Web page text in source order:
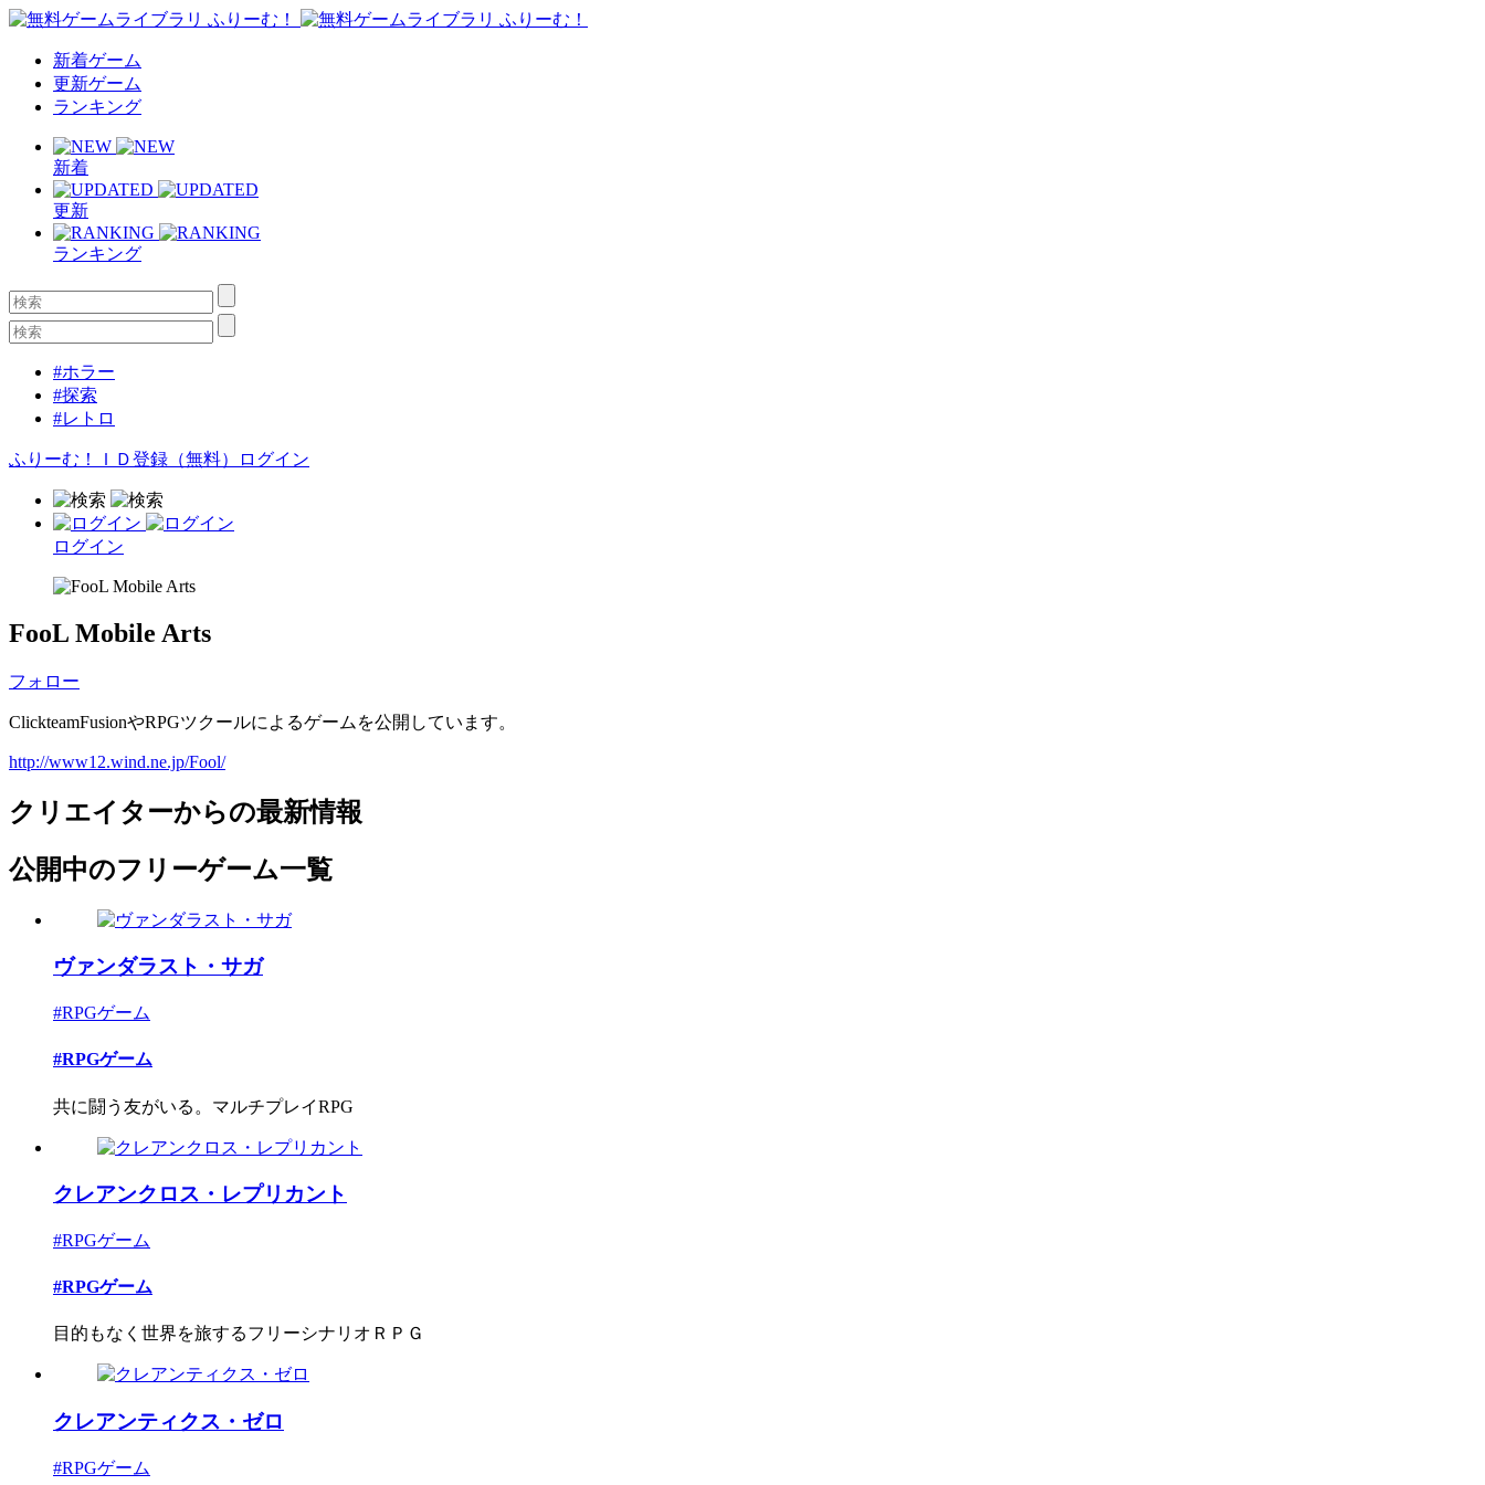
新着ゲーム
更新ゲーム
ランキング
新着
更新
ランキング
#ホラー
#探索
#レトロ
ふりーむ！ＩＤ登録（無料） ログイン
ログイン
FooL Mobile Arts
フォロー
ClickteamFusionやRPGツクールによるゲームを公開しています。
http://www12.wind.ne.jp/Fool/
クリエイターからの最新情報
公開中のフリーゲーム一覧
ヴァンダラスト・サガ
#RPGゲーム
#RPGゲーム
共に闘う友がいる。マルチプレイRPG
クレアンクロス・レプリカント
#RPGゲーム
#RPGゲーム
目的もなく世界を旅するフリーシナリオＲＰＧ
クレアンティクス・ゼロ
#RPGゲーム